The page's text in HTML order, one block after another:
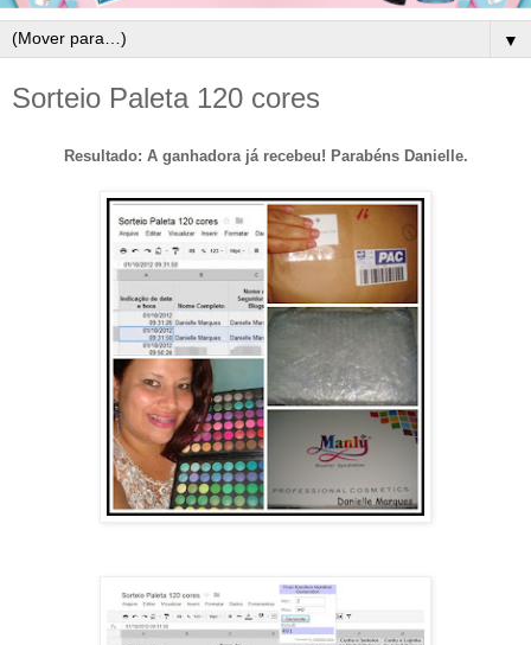
▼
Sorteio Paleta 120 cores
Resultado: A ganhadora já recebeu! Parabéns Danielle.